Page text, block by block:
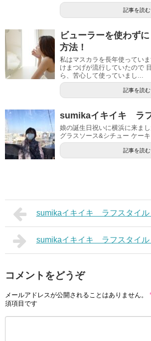
記事を読む
ビューラーを使わず
方法！
私はマスカラを長年使ってい
けまつげが流行していたので
ら、苦心して使っていまし...
記事を読む
sumikaイキイキ ラフ
娘の誕生日祝いに横浜に来ま
グラスソース&シチュー ケー
記事を読む
sumikaイキイキ ラフスタイ
sumikaイキイキ ラフスタイ
コメントをどうぞ
メールアドレスが公開されることはありません。
須項目です